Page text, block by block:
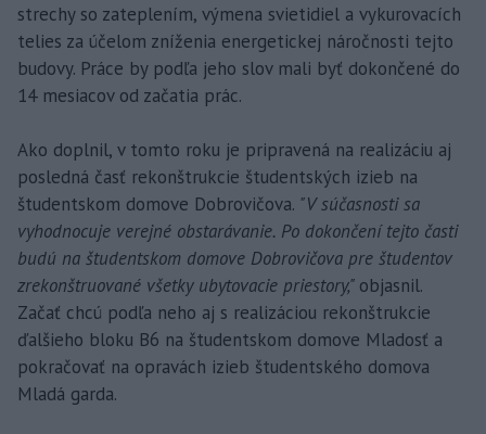
strechy so zateplením, výmena svietidiel a vykurovacích
telies za účelom zníženia energetickej náročnosti tejto
budovy. Práce by podľa jeho slov mali byť dokončené do
14 mesiacov od začatia prác.
Ako doplnil, v tomto roku je pripravená na realizáciu aj
posledná časť rekonštrukcie študentských izieb na
študentskom domove Dobrovičova. "V súčasnosti sa
vyhodnocuje verejné obstarávanie. Po dokončení tejto časti
budú na študentskom domove Dobrovičova pre študentov
zrekonštruované všetky ubytovacie priestory," objasnil.
Začať chcú podľa neho aj s realizáciou rekonštrukcie
ďalšieho bloku B6 na študentskom domove Mladosť a
pokračovať na opravách izieb študentského domova
Mladá garda.